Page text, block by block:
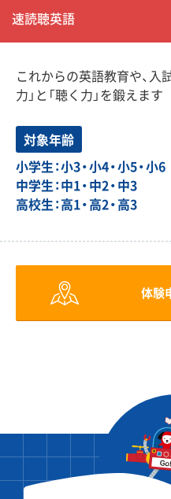
速読聴英語
これからの英語教育や、入
力」と「聴く力」を鍛えます
対象年齢
小学生：小3・小4・小5・小6
中学生：中1・中2・中3
高校生：高1・高2・高3
体験